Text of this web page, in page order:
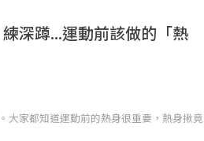
深蹲...運動前該做的「熱
大家都知道運動前的熱身很重要，熱身揪竟